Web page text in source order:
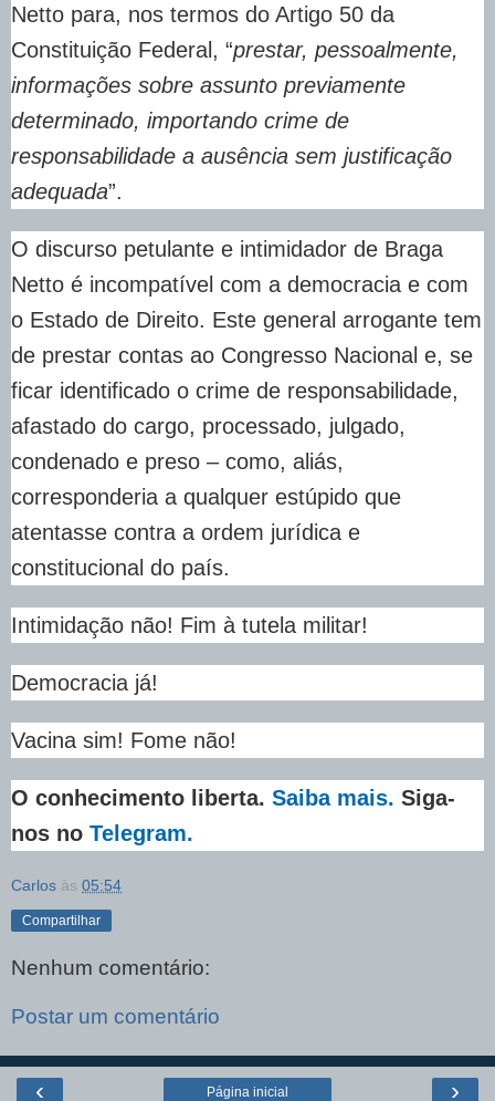
Netto para, nos termos do Artigo 50 da
Constituição Federal, “prestar, pessoalmente,
informações sobre assunto previamente
determinado, importando crime de
responsabilidade a ausência sem justificação
adequada”.
O discurso petulante e intimidador de Braga
Netto é incompatível com a democracia e com
o Estado de Direito. Este general arrogante tem
de prestar contas ao Congresso Nacional e, se
ficar identificado o crime de responsabilidade,
afastado do cargo, processado, julgado,
condenado e preso – como, aliás,
corresponderia a qualquer estúpido que
atentasse contra a ordem jurídica e
constitucional do país.
Intimidação não! Fim à tutela militar!
Democracia já!
Vacina sim! Fome não!
O conhecimento liberta. Saiba mais. Siga-
nos no Telegram.
Carlos às 05:54
Compartilhar
Nenhum comentário:
Postar um comentário
‹ ›
Página inicial